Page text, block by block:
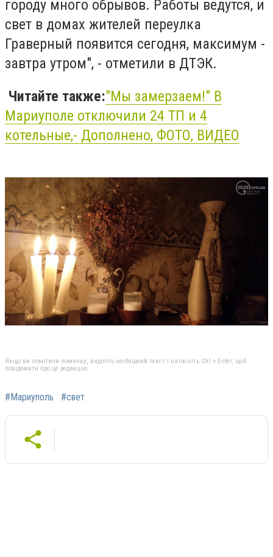
городу много обрывов. Работы ведутся, и
свет в домах жителей переулка
Граверный появится сегодня, максимум -
завтра утром", - отметили в ДТЭК.
Читайте также:"Мы замерзаем!" В
Мариуполе отключили 24 ТП и 4
котельные,- Дополнено, ФОТО, ВИДЕО
Якщо ви помітили помилку, виділіть необхідний текст і натисніть Ctrl + Enter, щоб
повідомити про це редакцію
#Мариуполь #свет